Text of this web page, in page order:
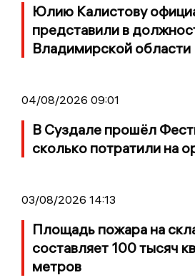
Юлию Калистову
представили в
Владимирской области
04/08/2026 09:01
В Суздале прошёл
сколько потратили на
03/08/2026 14:13
Площадь пожара на
составляет 100 тысяч
метров